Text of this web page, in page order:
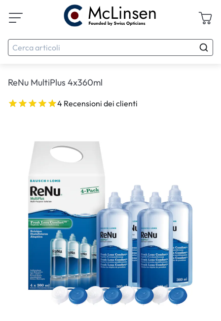
ReNu MultiPlus 4x360ml
4 Recensioni dei clienti